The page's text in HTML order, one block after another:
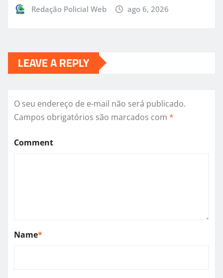
Redação Policial Web ago 6, 2026
LEAVE A REPLY
O seu endereço de e-mail não será publicado.
Campos obrigatórios são marcados com *
Comment
Name*